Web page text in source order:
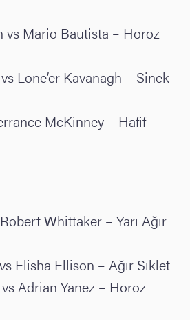
vs Mario Bautista – Horoz
Lone’er Kavanagh – Sinek
McKinney – Hafif
Whittaker – Yarı Ağır
Elisha Ellison – Ağır Sıklet
Adrian Yanez – Horoz